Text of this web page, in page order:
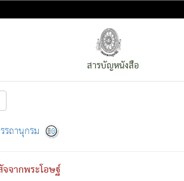
สารบัญหนังสือ
รถานุกรม
จากพระโอษฐ์
ย่อมกล่าวซึ่งโรค (ความเสียดแทง) นั้นโดยความเป็
ป็น (ตามที่เป็นจริง) โดยประการอื่นจากที่เขาสำคั
มเป็นอย่างอื่น (จากที่มันเป็นอยู่จริง) จึงได้เพลิ